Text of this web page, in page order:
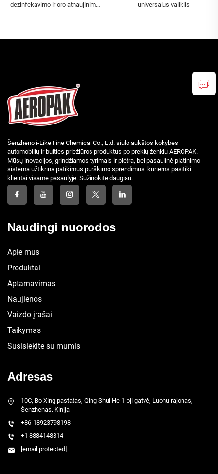
dezinfekavimo ir oro atnaujinimo
universalus valiklis
Šenzheno i-Like Fine Chemical Co., Ltd. siūlo aukštos kokybės
automobilių ir buities priežiūros produktus po prekių ženklu AEROPAK.
Mūsų inovacijos, grindžiamos tyrimais ir plėtra, bei pasaulinė platinimo
sistema užtikrina patikimus purškimo sprendimus, kuriems pasitiki
klientai visame pasaulyje. Sužinokite daugiau.
Naudingi nuorodos
Apie mus
Produktai
Aptarnavimas
Naujienos
Vaizdo įrašai
Taikymas
Susisiekite su mumis
Adresas
10C, Bo Xing pastatas, Qing Shui He 1-oji gatvė, Luohu rajonas,
Šenzhenas, Kinija
+86-18923798198
+1 8884148814
[email protected]